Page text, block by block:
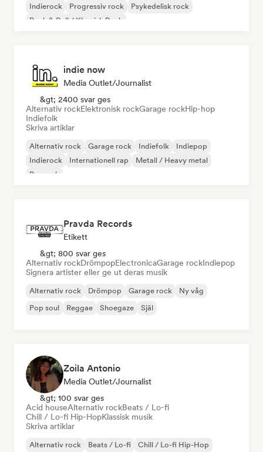
Indierock
Progressiv rock
Psykedelisk rock
Rock & Roll / Klassisk Rock
indie now
Media Outlet/Journalist
&gt; 2400 svar ges
Alternativ rockElektronisk rockGarage rockHip-hop
Indiefolk
Skriva artiklar
Alternativ rock Garage rock Indiefolk
Indiepop
Indierock
Internationell rap
Metall / Heavy metal
Poprock
Pravda Records
Etikett
&gt; 800 svar ges
Alternativ rockDrömpopElectronicaGarage rockIndiepop
Signera artister eller ge ut deras musik
Alternativ rock Drömpop Garage rock
Ny våg
Pop soul
Reggae Shoegaze Själ
Zoila Antonio
Media Outlet/Journalist
&gt; 100 svar ges
Acid houseAlternativ rockBeats / Lo-fi
Chill / Lo-fi Hip-HopKlassisk musik
Skriva artiklar
Alternativ rock Beats / Lo-fi
Chill / Lo-fi Hip-Hop